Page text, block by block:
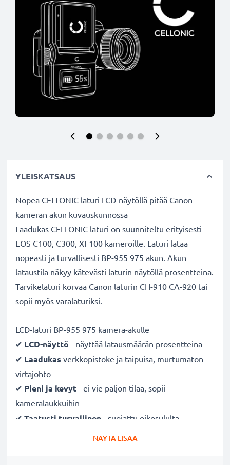
YLEISKATSAUS
Nopea CELLONIC laturi LCD-näytöllä pitää Canon
kameran akun kuvauskunnossa
Laadukas CELLONIC laturi on suunniteltu erityisesti
EOS C100, C300, XF100 kameroille. Laturi lataa
nopeasti ja turvallisesti BP-955 975 akun. Akun
lataustila näkyy kätevästi laturin näytöllä prosentteina.
Tarvikelaturi korvaa Canon laturin CH-910 CA-920 tai
sopii myös varalaturiksi.
LCD-laturi BP-955 975 kamera-akulle
✔ LCD-näyttö - näyttää latausmäärän prosentteina
✔ Laadukas verkkopistoke ja taipuisa, murtumaton
virtajohto
✔ Pieni ja kevyt - ei vie paljon tilaa, sopii
kameralaukkuihin
✔ Taatusti turvallinen - suojattu oikosululta,
ylikuumenemiselta ja ylijännitteeltä
NÄYTÄ LISÄÄ